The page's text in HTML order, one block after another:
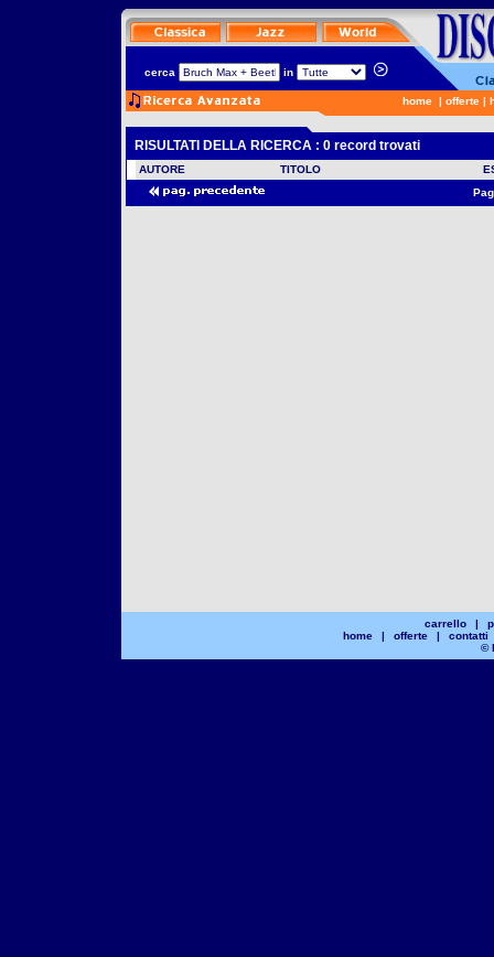
cerca in
home | offerte |
RISULTATI DELLA RICERCA : 0 record trovati
AUTORE TITOLO
carrello |
home
| offerte |
contatti
©